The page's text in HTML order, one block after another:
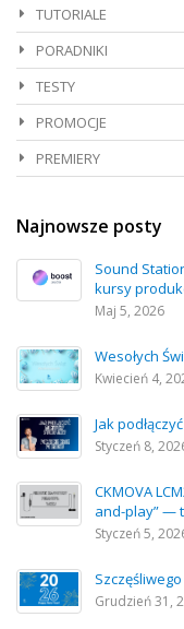
TUTORIALE
PORADNIKI
TESTY
PROMOCJE
PREMIERY
Najnowsze posty
Sound
kursy
Maj 5, 2026
Wesołych
Kwiecień 4,
Jak
Styczeń 8,
CKMOVA
and-play” —
Styczeń 5,
Grudzień 31,